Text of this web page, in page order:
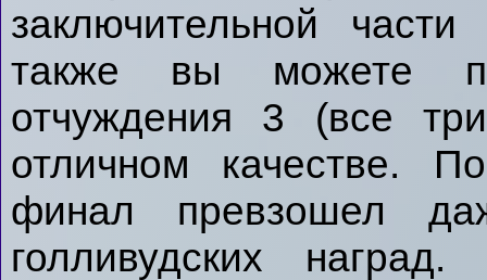
заключительной
также вы можете
отчуждения 3 (все
отличном качестве.
финал превзошел
голливудских